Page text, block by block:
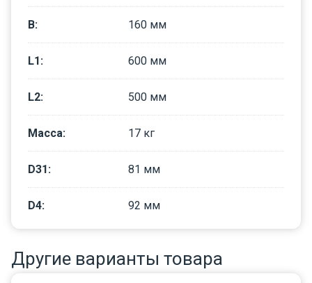
B: 160 мм
L1: 600 мм
L2: 500 мм
Масса: 17 кг
D31: 81 мм
D4: 92 мм
Другие варианты товара